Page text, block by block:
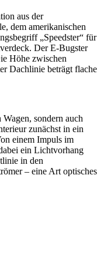
aus der
dem amerikanischen
„Speedster“ für
Der E-Bugster
Höhe zwischen
Dachlinie beträgt flache
sondern auch
zunächst in ein
einem Impuls im
ein Lichtvorhang
in den
– eine Art optisches